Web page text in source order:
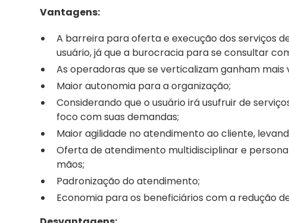
Vantagens:
A barreira para oferta e execução dos serviços
usuário, já que a burocracia para se consultar
As operadoras que se verticalizam ganham
Maior autonomia para a organização;
Considerando que o usuário irá usufruir de
foco com suas demandas;
Maior agilidade no atendimento ao cliente,
Oferta de atendimento multidisciplinar e
mãos;
Padronização do atendimento;
Economia para os beneficiários com a redução